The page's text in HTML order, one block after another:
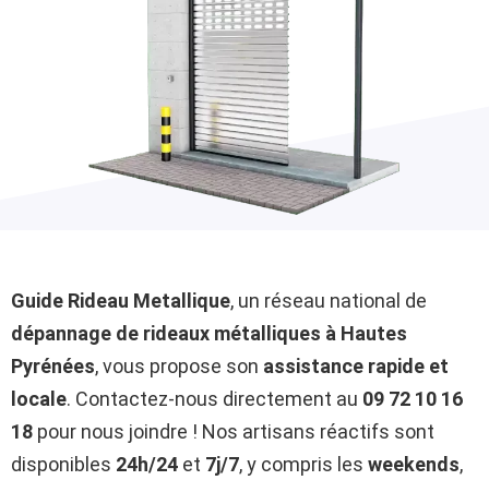
Guide Rideau Metallique, un réseau national de
dépannage de rideaux métalliques à Hautes
Pyrénées, vous propose son assistance rapide et
locale. Contactez-nous directement au 09 72 10 16
18 pour nous joindre ! Nos artisans réactifs sont
disponibles 24h/24 et 7j/7, y compris les weekends,